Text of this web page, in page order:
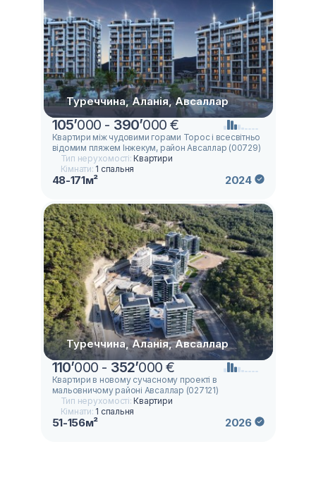
Туреччина, Аланія, Авсаллар
105’000 - 390’000 €
Квартири між чудовими горами Торос і всесвітньо
відомим пляжем Інжекум, район Авсаллар (00729)
Тип нерухомості:Квартири
Кімнати: 1 спальня
48-171м² 2024
Туреччина, Аланія, Авсаллар
110’000 - 352’000 €
Квартири в новому сучасному проекті в
мальовничому районі Авсаллар (027121)
Тип нерухомості:Квартири
Кімнати: 1 спальня
51-156м² 2026